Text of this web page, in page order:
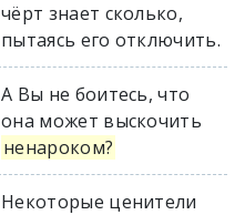
чёрт знает сколько,
пытаясь его отключить.
А Вы не боитесь, что
она может выскочить
ненароком?
Некоторые ценители